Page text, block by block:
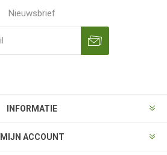
Nieuwsbrief
INFORMATIE
MIJN ACCOUNT